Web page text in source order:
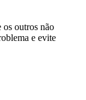
os outros não
e evite